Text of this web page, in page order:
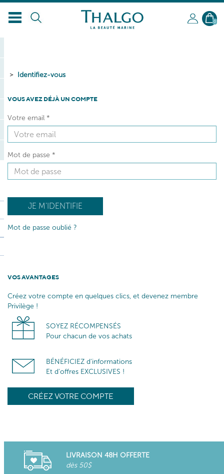
FR
0
Identifiez-vous
VOUS AVEZ DÉJÀ UN COMPTE
Votre email *
Mot de passe *
Mot de passe oublié ?
VOS AVANTAGES
Créez votre compte en quelques clics, et devenez membre
Privilège !
SOYEZ RÉCOMPENSÉS
Pour chacun de vos achats
BÉNÉFICIEZ d'informations
Et d'offres EXCLUSIVES !
CRÉEZ VOTRE COMPTE
LIVRAISON 48H OFFERTE
dès 50$